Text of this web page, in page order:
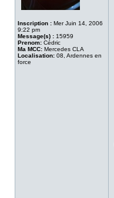
Inscription : Mer Juin 14, 2006
9:22 pm
Message(s) : 15959
Prenom: Cédric
Ma MCC: Mercedes CLA
Localisation: 08, Ardennes en
force